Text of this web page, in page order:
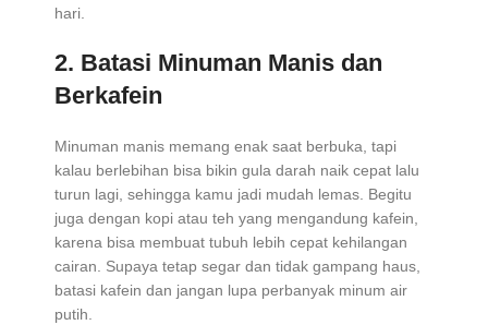
hari.
2. Batasi Minuman Manis dan
Berkafein
Minuman manis memang enak saat berbuka, tapi
kalau berlebihan bisa bikin gula darah naik cepat lalu
turun lagi, sehingga kamu jadi mudah lemas. Begitu
juga dengan kopi atau teh yang mengandung kafein,
karena bisa membuat tubuh lebih cepat kehilangan
cairan. Supaya tetap segar dan tidak gampang haus,
batasi kafein dan jangan lupa perbanyak minum air
putih.